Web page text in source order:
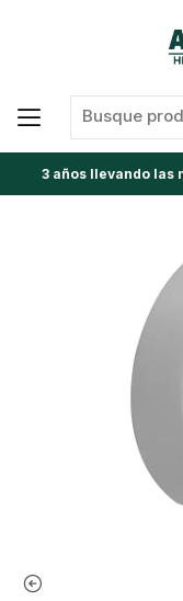
3 años llevando las